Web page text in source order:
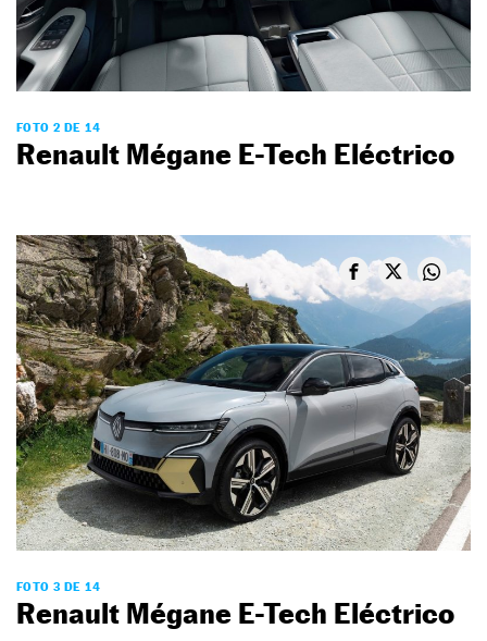
FOTO 2 DE 14
Renault Mégane E-Tech Eléctrico
FOTO 3 DE 14
Renault Mégane E-Tech Eléctrico